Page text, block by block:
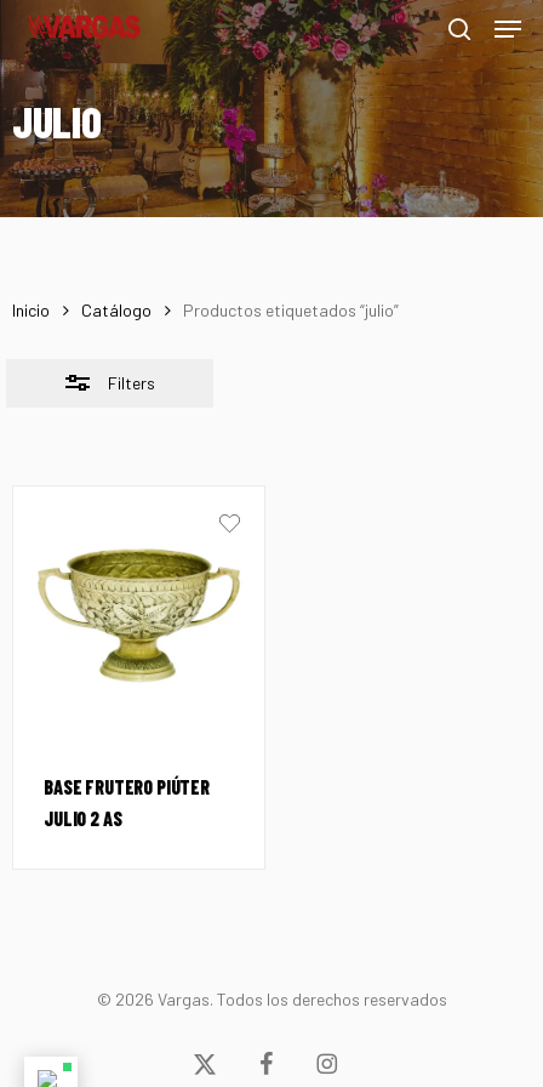
Skip
main
content
search
Menu
JULIO
Inicio Catálogo Productos etiquetados “julio”
Filters
Close
Filters
BASE FRUTERO PIÚTER
JULIO 2 AS
© 2026 Vargas. Todos los derechos reservados
x-
facebookinstagram
Menu